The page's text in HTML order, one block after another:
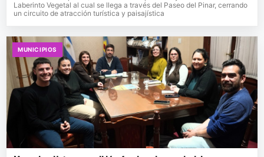
Laberinto Vegetal al cual se llega a través del Paseo del Pinar, cerrando
un circuito de atracción turística y paisajística
MUNICIPIOS